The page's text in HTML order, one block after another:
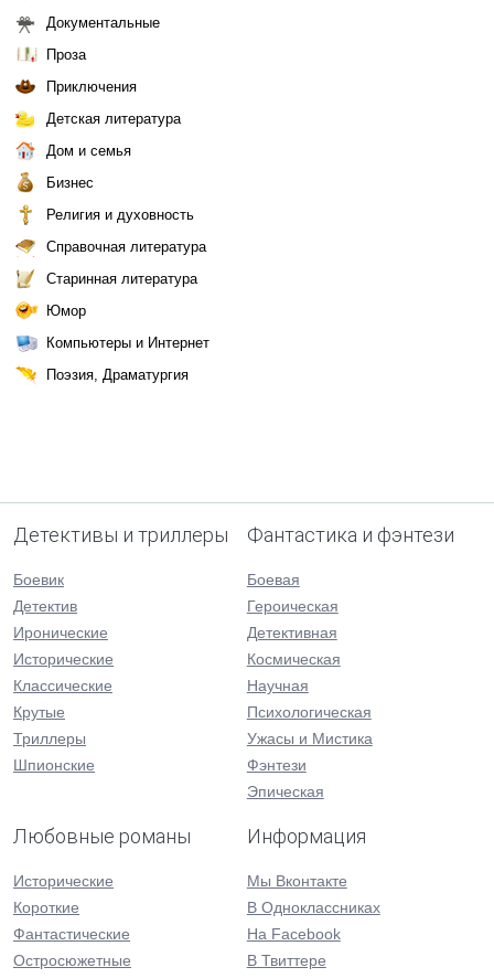
Документальные
Проза
Приключения
Детская литература
Дом и семья
Бизнес
Религия и духовность
Справочная литература
Старинная литература
Юмор
Компьютеры и Интернет
Поэзия, Драматургия
Детективы и триллеры
Боевик
Детектив
Иронические
Исторические
Классические
Крутые
Триллеры
Шпионские
Фантастика и фэнтези
Боевая
Героическая
Детективная
Космическая
Научная
Психологическая
Ужасы и Мистика
Фэнтези
Эпическая
Любовные романы
Исторические
Короткие
Фантастические
Остросюжетные
Информация
Мы Вконтакте
В Одноклассниках
На Facebook
В Твиттере